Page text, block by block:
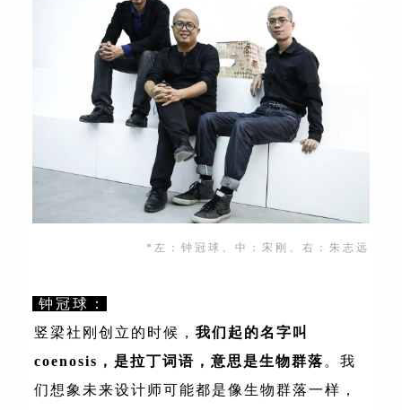
*左：钟冠球、中：宋刚、右：朱志远
钟冠球：
竖梁社刚创立的时候， 我们起的名字叫
coenosis，是拉丁词语，意思是生物群落 。我
们想象未来设计师可能都是像生物群落一样，